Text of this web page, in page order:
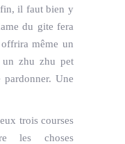
il faut bien y
du gite fera
même un
un zhu zhu pet
Une
trois courses
les choses